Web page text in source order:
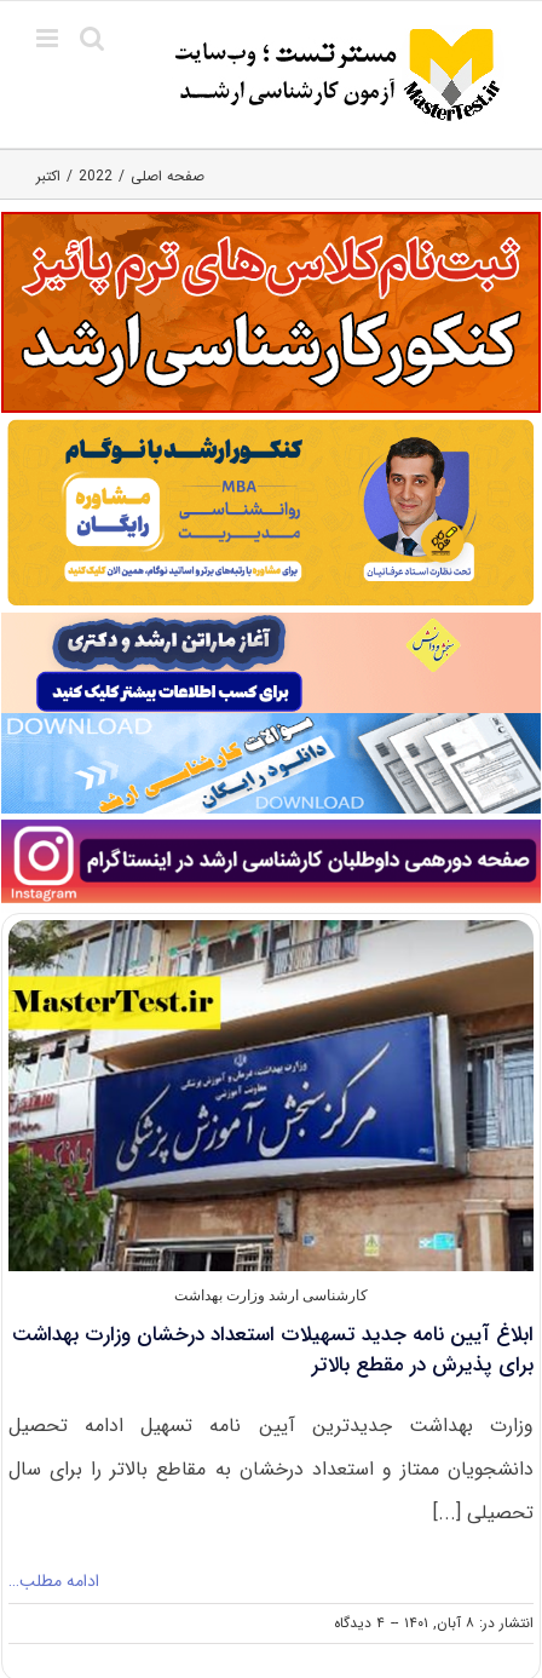
content
صفحه اصلی 2022 اکتبر
کارشناسی ارشد وزارت بهداشت
ابلاغ آیین نامه جدید تسهیلات استعداد درخشان وزارت بهداشت
برای پذیرش در مقطع بالاتر
وزارت بهداشت جدیدترین آیین نامه تسهیل ادامه تحصیل
دانشجویان ممتاز و استعداد درخشان به مقاطع بالاتر را برای سال
تحصیلی [...]
ادامه مطلب…
انتشار در: ۸ آبان, ۱۴۰۱ -- ۴ دیدگاه
on
ابلاغ